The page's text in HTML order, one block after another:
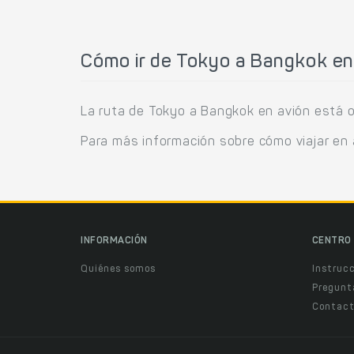
Cómo ir de Tokyo a Bangkok
La ruta de Tokyo a Bangkok en avión está
Para más información sobre cómo viajar
INFORMACIÓN
Quiénes somos
CENTRO